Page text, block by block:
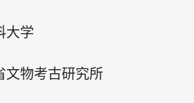
大学
文物考古研究所